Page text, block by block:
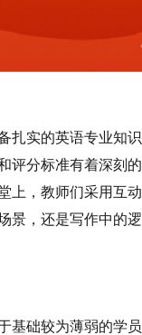
实的英语专业知
评分标准有着深刻
上，教师们采用互
景，还是写作中的
基础较为薄弱的学